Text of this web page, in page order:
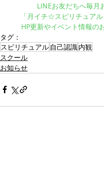
LINEお友だちへ毎月
「月イチ☆スピリチュアル
HP更新やイベント情報の
タグ：
スピリチュアル 自己認識内観
スクール
お知らせ